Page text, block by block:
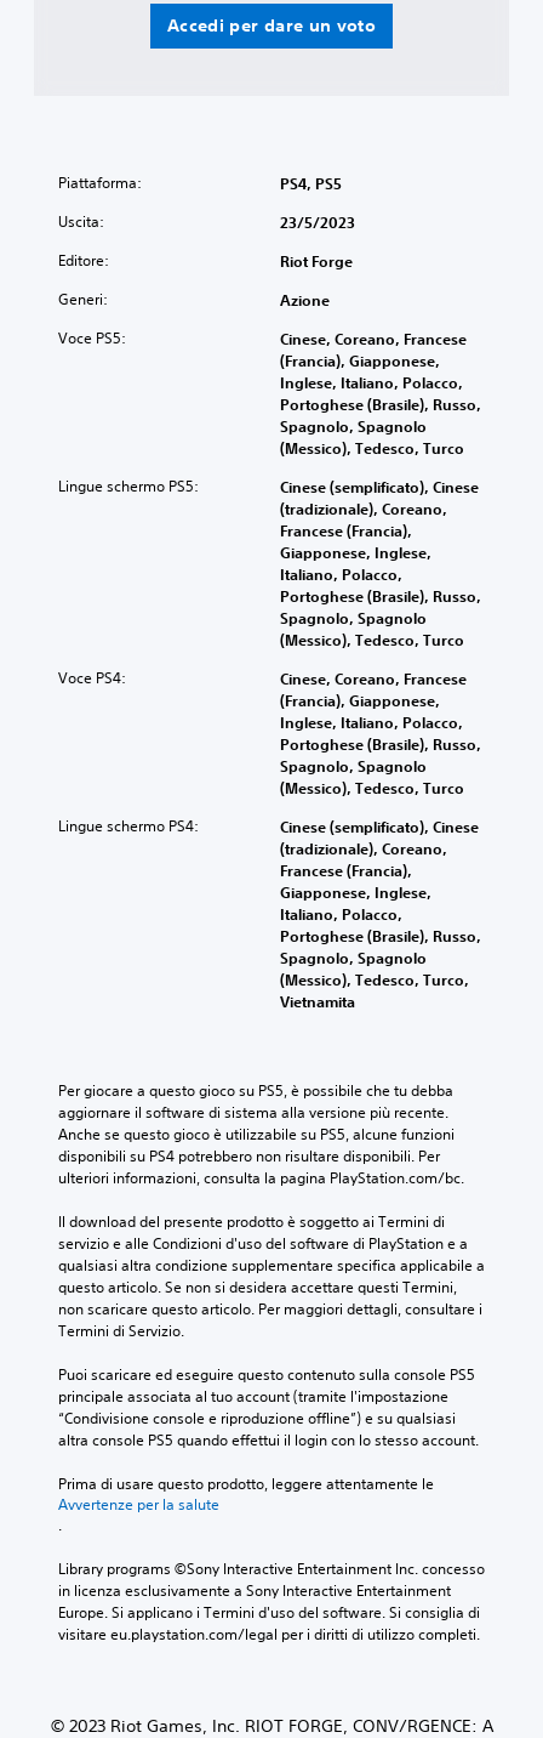
Accedi per dare un voto
Piattaforma: PS4, PS5
Uscita: 23/5/2023
Editore: Riot Forge
Generi: Azione
Voce PS5:
Cinese, Coreano, Francese
(Francia), Giapponese,
Inglese, Italiano, Polacco,
Portoghese (Brasile), Russo,
Spagnolo, Spagnolo
(Messico), Tedesco, Turco
Lingue schermo PS5:
Cinese (semplificato), Cinese
(tradizionale), Coreano,
Francese (Francia),
Giapponese, Inglese,
Italiano, Polacco,
Portoghese (Brasile), Russo,
Spagnolo, Spagnolo
(Messico), Tedesco, Turco
Voce PS4:
Cinese, Coreano, Francese
(Francia), Giapponese,
Inglese, Italiano, Polacco,
Portoghese (Brasile), Russo,
Spagnolo, Spagnolo
(Messico), Tedesco, Turco
Lingue schermo PS4:
Cinese (semplificato), Cinese
(tradizionale), Coreano,
Francese (Francia),
Giapponese, Inglese,
Italiano, Polacco,
Portoghese (Brasile), Russo,
Spagnolo, Spagnolo
(Messico), Tedesco, Turco,
Vietnamita
Per giocare a questo gioco su PS5, è possibile che tu debba
aggiornare il software di sistema alla versione più recente.
Anche se questo gioco è utilizzabile su PS5, alcune funzioni
disponibili su PS4 potrebbero non risultare disponibili. Per
ulteriori informazioni, consulta la pagina PlayStation.com/bc.
Il download del presente prodotto è soggetto ai Termini di
servizio e alle Condizioni d'uso del software di PlayStation e a
qualsiasi altra condizione supplementare specifica applicabile a
questo articolo. Se non si desidera accettare questi Termini,
non scaricare questo articolo. Per maggiori dettagli, consultare i
Termini di Servizio.
Puoi scaricare ed eseguire questo contenuto sulla console PS5
principale associata al tuo account (tramite l'impostazione
“Condivisione console e riproduzione offline”) e su qualsiasi
altra console PS5 quando effettui il login con lo stesso account.
Prima di usare questo prodotto, leggere attentamente le
Avvertenze per la salute
.
Library programs ©Sony Interactive Entertainment Inc. concesso
in licenza esclusivamente a Sony Interactive Entertainment
Europe. Si applicano i Termini d'uso del software. Si consiglia di
visitare eu.playstation.com/legal per i diritti di utilizzo completi.
© 2023 Riot Games, Inc. RIOT FORGE, CONV/RGENCE: A